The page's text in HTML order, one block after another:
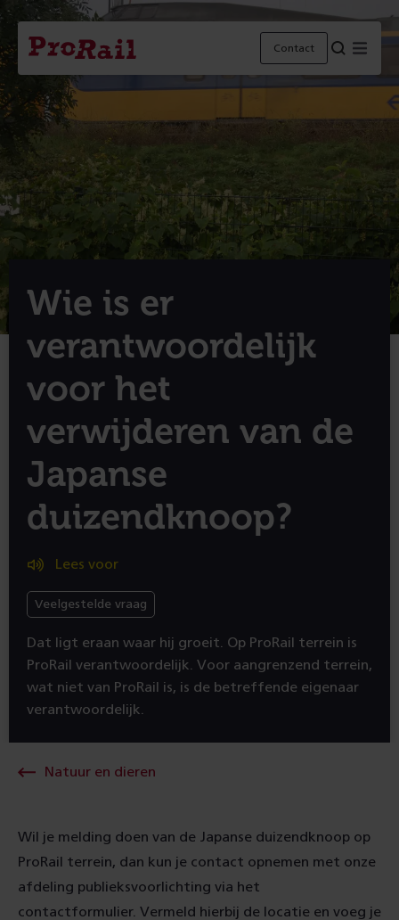
Navigatie
Homepage
ProRail
Contact
Wie is er
verantwoordelijk
voor het
verwijderen van de
Japanse
duizendknoop?
Lees voor
Veelgestelde vraag
Dat ligt eraan waar hij groeit. Op ProRail terrein is
ProRail verantwoordelijk. Voor aangrenzend terrein,
wat niet van ProRail is, is de betreffende eigenaar
verantwoordelijk.
Natuur en dieren
Wil je melding doen van de Japanse duizendknoop op
ProRail terrein, dan kun je contact opnemen met onze
afdeling publieksvoorlichting via het
contactformulier. Vermeld hierbij de locatie en voeg je